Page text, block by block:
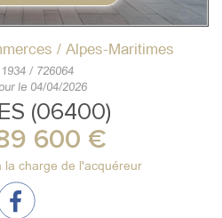
/ Alpes-Maritimes
/ 726064
le 04/04/2026
(06400)
600 €
la charge de l'acquéreur